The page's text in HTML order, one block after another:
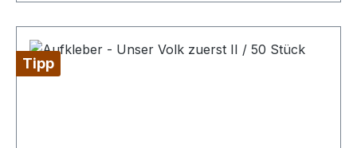
unbefugt das Erscheinungsbild einer fremden
Sache nicht nur unerheblich und nicht nur
vorübergehend verändert.
Tipp